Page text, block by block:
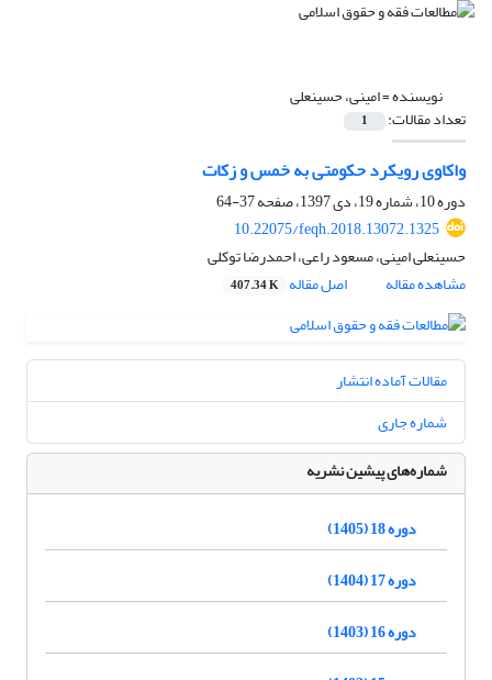
نویسنده =امینی، حسینعلی
تعداد مقالات: 1
واکاوی رویکرد حکومتی به خمس و زکات
دوره 10، شماره 19، دی 1397، صفحه
37-64
10.22075/feqh.2018.13072.1325
حسینعلی امینی، مسعود راعی، احمدرضا توکلی
مشاهده مقاله
اصل مقاله 407.34 K
مقالات آماده انتشار
شماره جاری
شماره‌های پیشین نشریه
دوره 18 (1405)
دوره 17 (1404)
دوره 16 (1403)